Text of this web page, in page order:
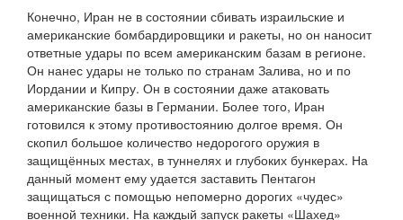
Конечно, Иран не в состоянии сбивать израильские и
американские бомбардировщики и ракеты, но он наносит
ответные удары по всем американским базам в регионе.
Он нанес удары не только по странам Залива, но и по
Иордании и Кипру. Он в состоянии даже атаковать
американские базы в Германии. Более того, Иран
готовился к этому противостоянию долгое время. Он
скопил большое количество недорогого оружия в
защищённых местах, в туннелях и глубоких бункерах. На
данный момент ему удается заставить Пентагон
защищаться с помощью непомерно дорогих «чудес»
военной техники. На каждый запуск ракеты «Шахед»